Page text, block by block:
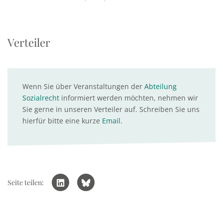
Verteiler
Wenn Sie über Veranstaltungen der Abteilung
Sozialrecht informiert werden möchten, nehmen wir
Sie gerne in unseren Verteiler auf. Schreiben Sie uns
hierfür bitte eine kurze Email.
Seite teilen: